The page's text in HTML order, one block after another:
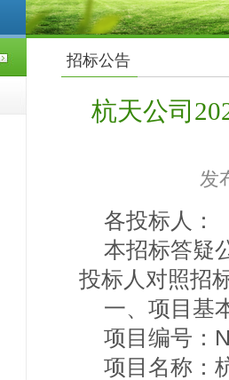
招标公告
杭天公司
发
各投标人：
本招标答疑
投标人对照招
一、项目基
项目编号：
项目名称：